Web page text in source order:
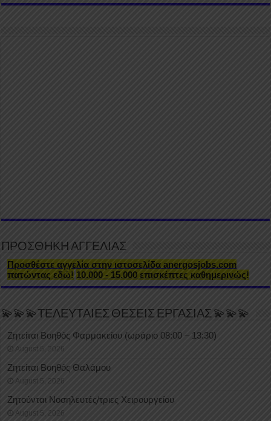
ΠΡΟΣΘΗΚΗ ΑΓΓΕΛΙΑΣ
Προσθέστε αγγελία στην ιστοσελίδα anergosjobs.com
πατώντας εδώ! 10.000 - 15.000 επισκέπτες καθημερινώς!
💫💫💫ΤΕΛΕΥΤΑΙΕΣ ΘΕΣΕΙΣ ΕΡΓΑΣΙΑΣ 💫💫💫
Ζητείται Βοηθός Φαρμακείου (ωράριο 08:00 – 13:30)
August 5, 2026
Ζητείται Βοηθός Θαλάμου
August 5, 2026
Ζητούνται Νοσηλευτές/τριες Χειρουργείου
August 5, 2026